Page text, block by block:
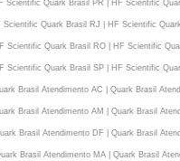
Scientific Quark Brasil PR | HF Scientific
Scientific Quark Brasil RJ | HF Scientific
Scientific Quark Brasil RO | HF Scientific
Scientific Quark Brasil SP | HF Scientific
Brasil Atendimento AC | Quark Brasil
Brasil Atendimento AM | Quark Brasil
Brasil Atendimento DF | Quark Brasil
Brasil Atendimento MA | Quark Brasil